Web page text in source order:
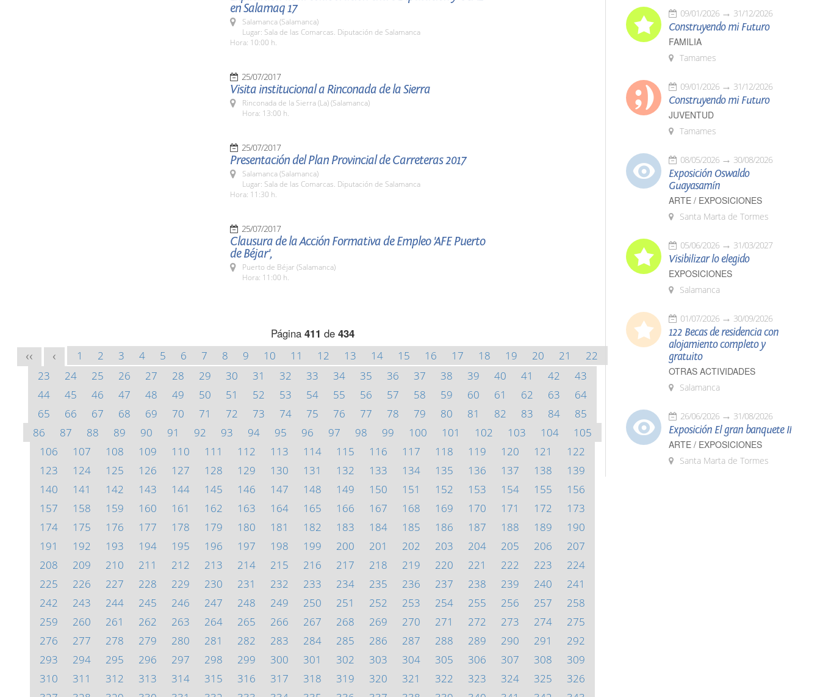
en Salamaq 17
Salamanca (Salamanca)
Lugar: Sala de las Comarcas. Diputación de Salamanca
Hora: 10:00 h.
25/07/2017
Visita institucional a Rinconada de la Sierra
Rinconada de la Sierra (La) (Salamanca)
Hora: 13:00 h.
25/07/2017
Presentación del Plan Provincial de Carreteras 2017
Salamanca (Salamanca)
Lugar: Sala de las Comarcas. Diputación de Salamanca
Hora: 11:30 h.
25/07/2017
Clausura de la Acción Formativa de Empleo 'AFE Puerto
de Béjar',
Puerto de Béjar (Salamanca)
Hora: 11:00 h.
Página 411 de 434
<< < 1 2 3 4 5 6 7 8 9 10 11 12 13 14 15 16 17 18 19 20 21
22
23
24 25 26 27 28 29 30 31 32 33 34 35 36 37 38 39 40 41 42
43
44
45 46 47 48 49 50 51 52 53 54 55 56 57 58 59 60 61 62 63
64
65
66 67 68 69 70 71 72 73 74 75 76 77 78 79 80 81 82 83 84
85
86
87 88 89 90 91 92 93 94 95 96 97 98 99 100 101 102 103 104
105
106
107 108 109 110 111 112 113 114 115 116 117 118 119 120 121
122
123
124 125 126 127 128 129 130 131 132 133 134 135 136 137 138
139
140
141 142 143 144 145 146 147 148 149 150 151 152 153 154 155
156
157
158 159 160 161 162 163 164 165 166 167 168 169 170 171 172
173
174
175 176 177 178 179 180 181 182 183 184 185 186 187 188 189
190
191
192 193 194 195 196 197 198 199 200 201 202 203 204 205 206
207
208
209 210 211 212 213 214 215 216 217 218 219 220 221 222 223
224
225
226 227 228 229 230 231 232 233 234 235 236 237 238 239 240
241
242
243 244 245 246 247 248 249 250 251 252 253 254 255 256 257
258
259
260 261 262 263 264 265 266 267 268 269 270 271 272 273 274
275
276
277 278 279 280 281 282 283 284 285 286 287 288 289 290 291
292
293
294 295 296 297 298 299 300 301 302 303 304 305 306 307 308
309
310
311 312 313 314 315 316 317 318 319 320 321 322 323 324 325
326
09/01/2026 31/12/2026
Construyendo mi Futuro
FAMILIA
Tamames
09/01/2026 31/12/2026
Construyendo mi Futuro
JUVENTUD
Tamames
08/05/2026 30/08/2026
Exposición Oswaldo
Guayasamín
ARTE / EXPOSICIONES
Santa Marta de Tormes
05/06/2026 31/03/2027
Visibilizar lo elegido
EXPOSICIONES
Salamanca
01/07/2026 30/09/2026
122 Becas de residencia con
alojamiento completo y
gratuito
OTRAS ACTIVIDADES
Salamanca
26/06/2026 31/08/2026
Exposición El gran banquete II
ARTE / EXPOSICIONES
Santa Marta de Tormes